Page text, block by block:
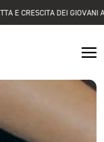
DEI GIOVANI ATLETI